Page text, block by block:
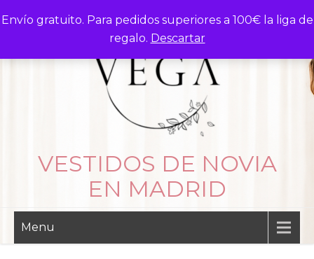
Envío gratuito. Para pedidos superiores a 100€ la liga de
regalo. Descartar
to
VESTIDOS DE NOVIA
EN MADRID
Menu